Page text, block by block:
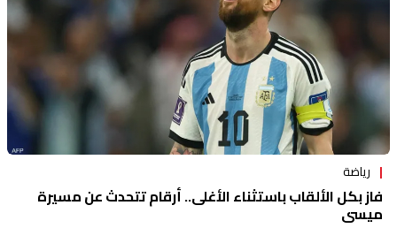
رياضة
فاز بكل الألقاب باستثناء الأغلى.. أرقام تتحدث عن مسيرة
ميسي